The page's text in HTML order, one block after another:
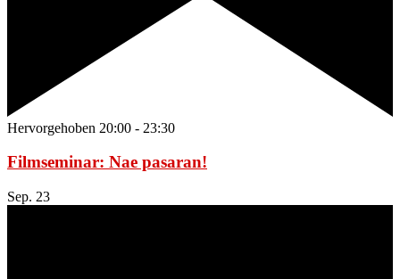
Hervorgehoben 20:00 - 23:30
Filmseminar: Nae pasaran!
Sep. 23